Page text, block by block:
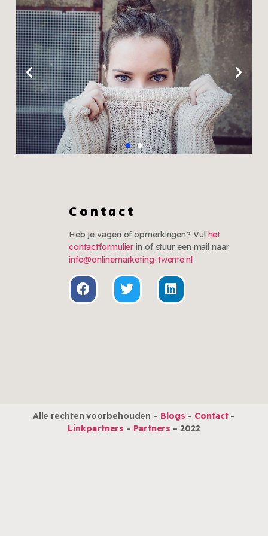
Contact
Heb je vagen of opmerkingen? Vul het
contactformulier in of stuur een mail naar
info@onlinemarketing-twente.nl
Alle rechten voorbehouden – Blogs – Contact –
Linkpartners – Partners – 2022